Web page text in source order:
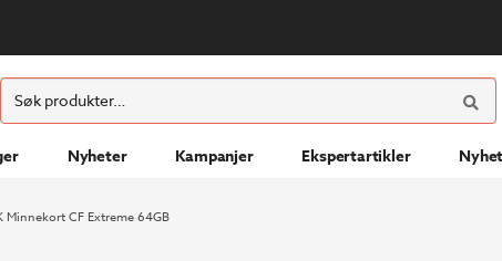
Søk
etter:
Nyheter Kampanjer Ekspertartikler
Minnekort CF Extreme 64GB